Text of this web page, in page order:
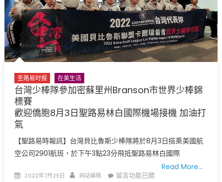
末
三
天
免
稅
8
5
至
7
密
蘇
州
圣路易时报 在美生活
台灣少棒隊參加密蘇里州Branson市世界少棒錦
標賽
歡迎僑胞8月3日聖路易林白國際機場接機 加油打
氣
【聖路易時報訊】台灣貝比魯斯少棒隊將於8月3日搭乘美國航
空公司2901航班，於下午3點23分飛抵聖路易林白國際
Read More…
Posted
2022年7月29日 Author
网站编辑
在
留言功能已關